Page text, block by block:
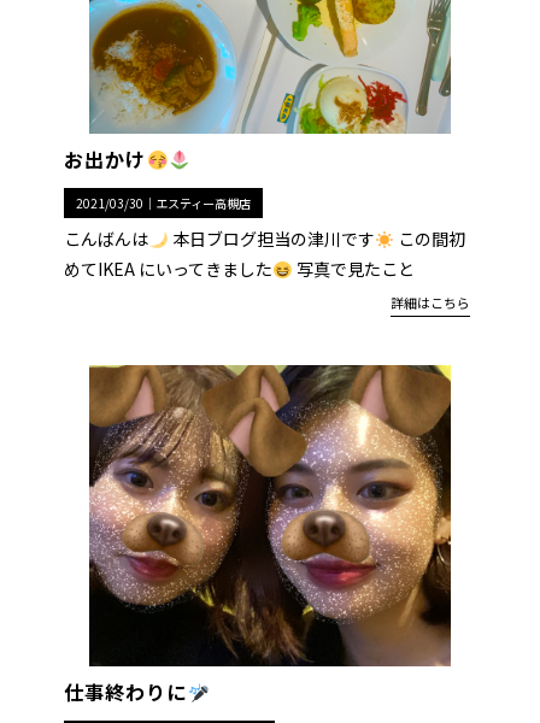
お出かけ
2021/03/30｜ エスティー高槻店
こんばんは 本日ブログ担当の津川です
この間初
めてIKEA にいってきました
写真で見たこと
詳細はこちら
仕事終わりに